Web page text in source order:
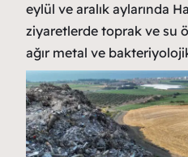
eylül ve aralık aylarında
ziyaretlerde toprak ve su
ağır metal ve